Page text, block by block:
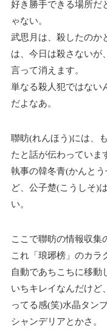
好き勝手できる場所だ
ゃない。
武思月は、殺したのか
は、今日は殺さないが
言って消えます。
単なる殺人犯ではない
だよなあ。
聯昉(れんほう)には、
たと話が伝わっていま
執事の韓冬青(かんと
ど、公子楚(こうしそ)
い。
ここで聯昉の情報収集
これ「琅琊榜」のカラ
自動であちこちに移動
いちキレイなんだけど
ってる感(笑)水晶タン
シャンデリアとかさ。